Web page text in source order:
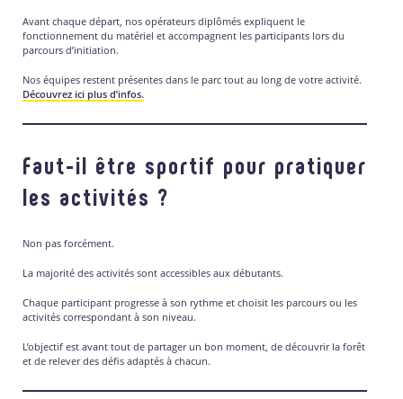
Avant chaque départ, nos opérateurs diplômés expliquent le
fonctionnement du matériel et accompagnent les participants lors du
parcours d’initiation.
Nos équipes restent présentes dans le parc tout au long de votre activité.
Découvrez ici plus d’infos.
Faut-il être sportif pour pratiquer
les activités ?
Non pas forcément.
La majorité des activités sont accessibles aux débutants.
Chaque participant progresse à son rythme et choisit les parcours ou les
activités correspondant à son niveau.
L’objectif est avant tout de partager un bon moment, de découvrir la forêt
et de relever des défis adaptés à chacun.